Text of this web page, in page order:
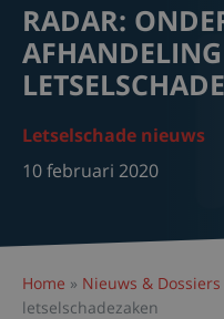
RADAR:
AFHANDELING
Letselschade nieuws
10 februari 2020
Home » Nieuws & Dossiers
letselschadezaken